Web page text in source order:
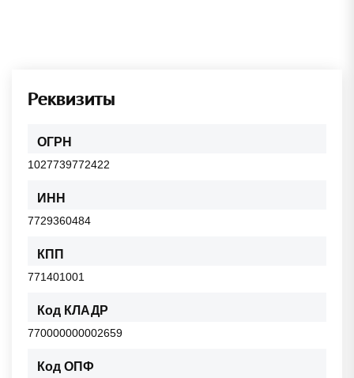
Реквизиты
ОГРН
1027739772422
ИНН
7729360484
КПП
771401001
Код КЛАДР
770000000002659
Код ОПФ